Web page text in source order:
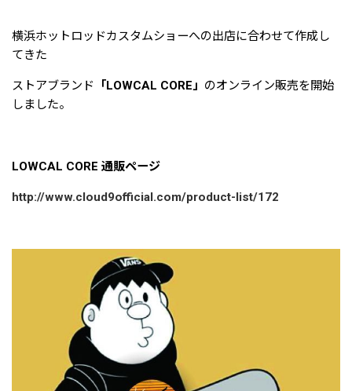
横浜ホットロッドカスタムショーへの出店に合わせて作成し
てきた
ストアブランド 「LOWCAL CORE」 のオンライン販売を開始
しました。
LOWCAL CORE 通販ページ
http://www.cloud9official.com/product-list/172